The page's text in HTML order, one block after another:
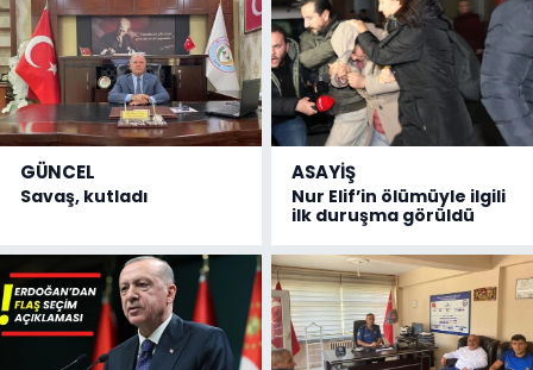
GÜNCEL
Savaş, kutladı
ASAYİŞ
Nur Elif’in ölümüyle ilgili
ilk duruşma görüldü